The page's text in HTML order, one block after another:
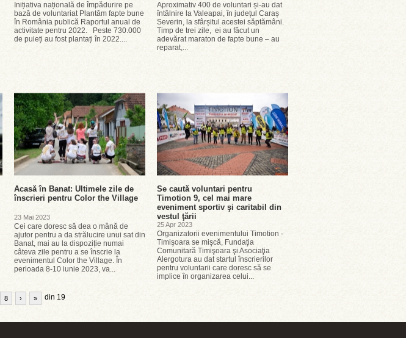
Inițiativa națională de împădurire pe
bază de voluntariat Plantăm fapte bune
în România publică Raportul anual de
activitate pentru 2022. Peste 730.000
de puieți au fost plantați în 2022....
Aproximativ 400 de voluntari și-au dat
întâlnire la Valeapai, în județul Caraș
Severin, la sfârșitul acestei săptămâni.
Timp de trei zile, ei au făcut un
adevărat maraton de fapte bune – au
reparat,...
Acasă în Banat: Ultimele zile de
înscrieri pentru Color the Village
23 Mai 2023
Cei care doresc să dea o mână de
ajutor pentru a da strălucire unui sat din
Banat, mai au la dispoziție numai
câteva zile pentru a se înscrie la
evenimentul Color the Village. În
perioada 8-10 iunie 2023, va...
Se caută voluntari pentru
Timotion 9, cel mai mare
eveniment sportiv şi caritabil din
vestul ţării
25 Apr 2023
Organizatorii evenimentului Timotion -
Timişoara se mişcă, Fundaţia
Comunitară Timişoara şi Asociaţia
Alergotura au dat startul înscrierilor
pentru voluntarii care doresc să se
implice în organizarea celui...
8 din 19
› »